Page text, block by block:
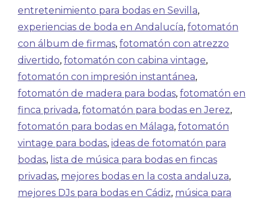
entretenimiento para bodas en Sevilla,
experiencias de boda en Andalucía, fotomatón
con álbum de firmas, fotomatón con atrezzo
divertido, fotomatón con cabina vintage,
fotomatón con impresión instantánea,
fotomatón de madera para bodas, fotomatón en
finca privada, fotomatón para bodas en Jerez,
fotomatón para bodas en Málaga, fotomatón
vintage para bodas, ideas de fotomatón para
bodas, lista de música para bodas en fincas
privadas, mejores bodas en la costa andaluza,
mejores DJs para bodas en Cádiz, música para